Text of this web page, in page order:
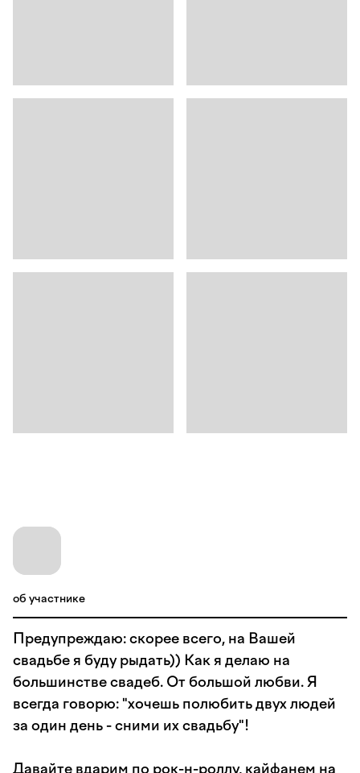
об участнике
Предупреждаю: скорее всего, на Вашей
свадьбе я буду рыдать)) Как я делаю на
большинстве свадеб. От большой любви. Я
всегда говорю: "хочешь полюбить двух людей
за один день - сними их свадьбу"!
Давайте вдарим по рок-н-роллу, кайфанем на